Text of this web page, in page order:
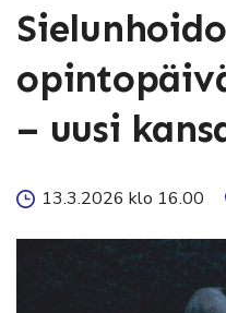
– uusi
13.3.2026 klo 16.00